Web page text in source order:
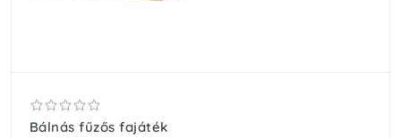
Bálnás fűzős fajáték